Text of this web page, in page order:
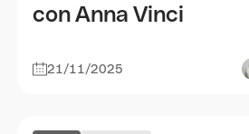
con Anna Vinci
21/11/2025